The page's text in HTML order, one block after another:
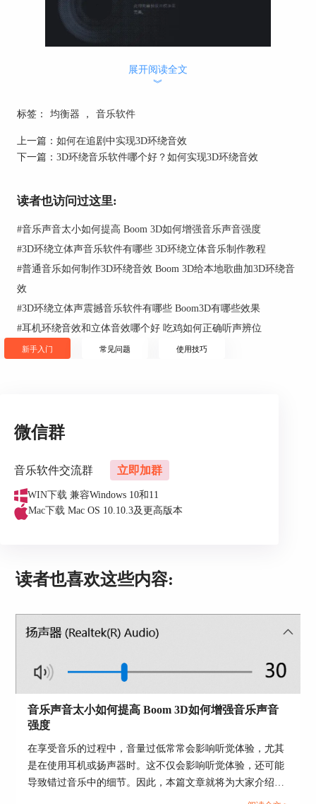
多个扬声器仿造出似乎存在但是虚拟的声音融入电
影的情节，从而给观众带来3D观影体验。而Boom
3D的3D环绕和电影音效预设功能就可以很好的再
首先点击“3D环绕→”功能按钮进入设置界面，如图
2所示，可以调整强度，还可以进行“低音控制”，
设置好之后点击“完成”。
第二步如图3所示，选择“Movie”调节均衡器，通过
鼠标来控制“触控点”调整音量大小，具体的音量大
小可以根据自己的喜好来调整。
图3：选择“Movie”模式
完成上述两个步骤之后便可以在家观看3D电影啦。
需要注意的是要先在电脑声音设置中选择“Boom
Audio”如图4所示。
展开阅读全文
︾
标签： 均衡器 ， 音乐软件
上一篇： 如何在追剧中实现3D环绕音效
下一篇： 3D环绕音乐软件哪个好？如何实现3D环绕音效
读者也访问过这里:
#音乐声音太小如何提高 Boom 3D如何增强音乐声音强度
#3D环绕立体声音乐软件有哪些 3D环绕立体音乐制作教程
#普通音乐如何制作3D环绕音效 Boom 3D给本地歌曲加3D环绕音
效
#3D环绕立体声震撼音乐软件有哪些 Boom3D有哪些效果
#耳机环绕音效和立体音效哪个好 吃鸡如何正确听声辨位
新手入门 常见问题 使用技巧
微信群
音乐软件交流群 立即加群
WIN下载 兼容Windows 10和11
Mac下载 Mac OS 10.10.3及更高版本
读者也喜欢这些内容:
音乐声音太小如何提高 Boom 3D如何增强音乐声音
强度
在享受音乐的过程中，音量过低常常会影响听觉体验，尤其
是在使用耳机或扬声器时。这不仅会影响听觉体验，还可能
导致错过音乐中的细节。因此，本篇文章就将为大家介绍音
乐声音太小如何提高以及Boom 3D如何增强音乐声音强度的